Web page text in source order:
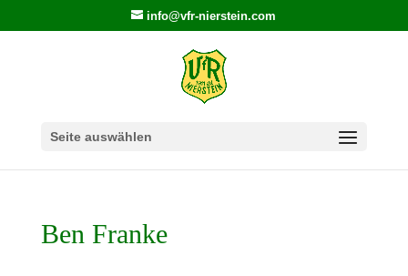
info@vfr-nierstein.com
Seite auswählen
Ben Franke